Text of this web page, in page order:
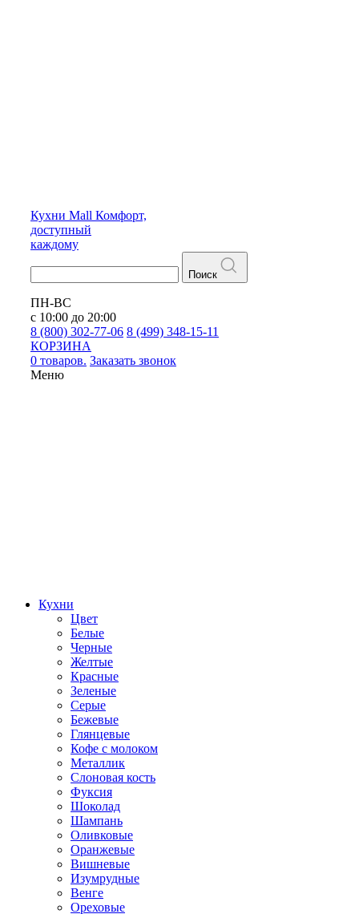
Кухни Mall Комфорт,
доступный
каждому
Поиск
ПН-ВС
с 10:00 до 20:00
8 (800) 302-77-06 8 (499) 348-15-11
КОРЗИНА
0 товаров. Заказать звонок
Меню
Кухни
Цвет
Белые
Черные
Желтые
Красные
Зеленые
Серые
Бежевые
Глянцевые
Кофе с молоком
Металлик
Слоновая кость
Фуксия
Шоколад
Шампань
Оливковые
Оранжевые
Вишневые
Изумрудные
Венге
Ореховые